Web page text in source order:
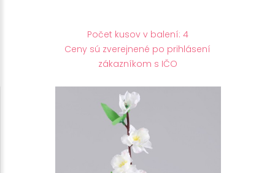
Počet kusov v balení: 4
Ceny sú zverejnené po prihlásení
zákazníkom s IČO